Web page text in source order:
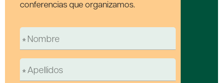
conferencias que organizamos.